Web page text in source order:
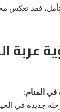
فقد تعكس
عربة
المنام:
جديدة في